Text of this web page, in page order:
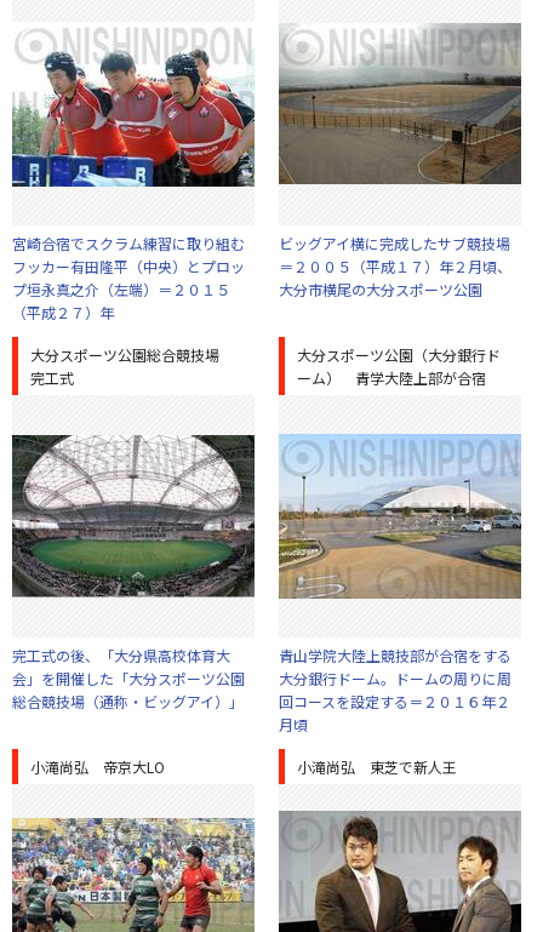
宮崎合宿でスクラム練習に取り組む
フッカー有田隆平（中央）とプロッ
プ垣永真之介（左端）＝２０１５
（平成２７）年
ビッグアイ横に完成したサブ競技場
＝２００５（平成１７）年２月頃、
大分市横尾の大分スポーツ公園
大分スポーツ公園総合競技場
完工式
完工式の後、「大分県高校体育大
会」を開催した「大分スポーツ公園
総合競技場（通称・ビッグアイ）」
大分スポーツ公園（大分銀行ド
ーム） 青学大陸上部が合宿
青山学院大陸上競技部が合宿をする
大分銀行ドーム。ドームの周りに周
回コースを設定する＝２０１６年２
月頃
小滝尚弘 帝京大LO 小滝尚弘 東芝で新人王